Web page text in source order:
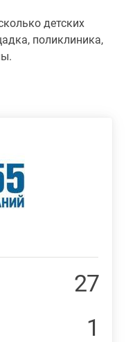
детских
поликлиника,
27
1